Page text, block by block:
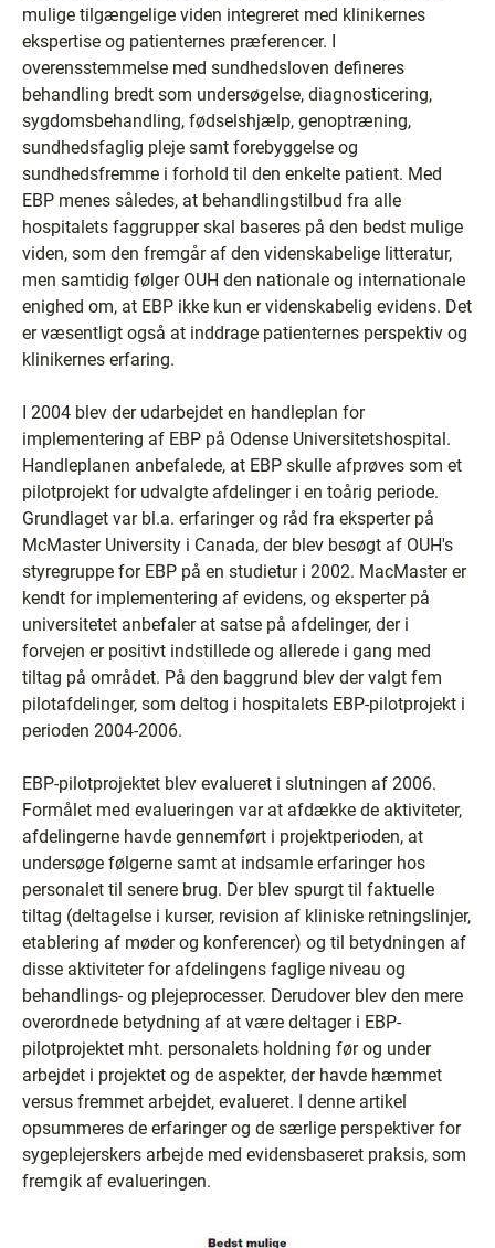
mulige tilgængelige viden integreret med klinikernes
ekspertise og patienternes præferencer. I
overensstemmelse med sundhedsloven defineres
behandling bredt som undersøgelse, diagnosticering,
sygdomsbehandling, fødselshjælp, genoptræning,
sundhedsfaglig pleje samt forebyggelse og
sundhedsfremme i forhold til den enkelte patient. Med
EBP menes således, at behandlingstilbud fra alle
hospitalets faggrupper skal baseres på den bedst mulige
viden, som den fremgår af den videnskabelige litteratur,
men samtidig følger OUH den nationale og internationale
enighed om, at EBP ikke kun er videnskabelig evidens. Det
er væsentligt også at inddrage patienternes perspektiv og
klinikernes erfaring.
I 2004 blev der udarbejdet en handleplan for
implementering af EBP på Odense Universitetshospital.
Handleplanen anbefalede, at EBP skulle afprøves som et
pilotprojekt for udvalgte afdelinger i en toårig periode.
Grundlaget var bl.a. erfaringer og råd fra eksperter på
McMaster University i Canada, der blev besøgt af OUH's
styregruppe for EBP på en studietur i 2002. MacMaster er
kendt for implementering af evidens, og eksperter på
universitetet anbefaler at satse på afdelinger, der i
forvejen er positivt indstillede og allerede i gang med
tiltag på området. På den baggrund blev der valgt fem
pilotafdelinger, som deltog i hospitalets EBP-pilotprojekt i
perioden 2004-2006.
EBP-pilotprojektet blev evalueret i slutningen af 2006.
Formålet med evalueringen var at afdække de aktiviteter,
afdelingerne havde gennemført i projektperioden, at
undersøge følgerne samt at indsamle erfaringer hos
personalet til senere brug. Der blev spurgt til faktuelle
tiltag (deltagelse i kurser, revision af kliniske retningslinjer,
etablering af møder og konferencer) og til betydningen af
disse aktiviteter for afdelingens faglige niveau og
behandlings- og plejeprocesser. Derudover blev den mere
overordnede betydning af at være deltager i EBP-
pilotprojektet mht. personalets holdning før og under
arbejdet i projektet og de aspekter, der havde hæmmet
versus fremmet arbejdet, evalueret. I denne artikel
opsummeres de erfaringer og de særlige perspektiver for
sygeplejerskers arbejde med evidensbaseret praksis, som
fremgik af evalueringen.